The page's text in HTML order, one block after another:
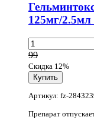
125мг/2.5мл
99
Скидка 12%
Артикул: fz-
Препарат